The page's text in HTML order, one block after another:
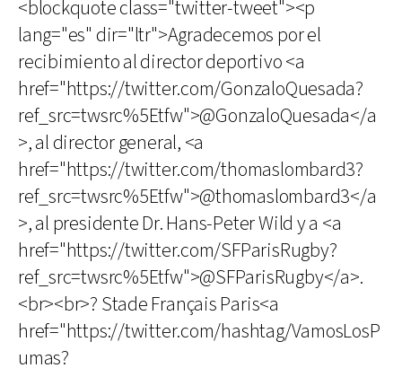
<blockquote class="twitter-tweet"><p
lang="es" dir="ltr">Agradecemos por el
recibimiento al director deportivo <a
href="https://twitter.com/GonzaloQuesada?
ref_src=twsrc%5Etfw">@GonzaloQuesada</a
>, al director general, <a
href="https://twitter.com/thomaslombard3?
ref_src=twsrc%5Etfw">@thomaslombard3</a
>, al presidente Dr. Hans-Peter Wild y a <a
href="https://twitter.com/SFParisRugby?
ref_src=twsrc%5Etfw">@SFParisRugby</a>.
<br><br>? Stade Français Paris<a
href="https://twitter.com/hashtag/VamosLosP
umas?